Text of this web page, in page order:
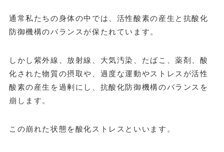
通常私たちの身体の中では、活性酸素の産生と抗酸化
防御機構のバランスが保たれています。
しかし紫外線、放射線、大気汚染、たばこ、薬剤、酸
化された物質の摂取や、過度な運動やストレスが活性
酸素の産生を過剰にし、抗酸化防御機構のバランスを
崩します。
この崩れた状態を酸化ストレスといいます。